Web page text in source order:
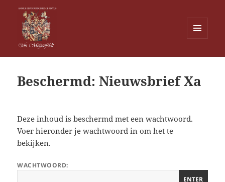
WIDGETS
Beschermd: Nieuwsbrief Xa
Deze inhoud is beschermd met een wachtwoord.
Voer hieronder je wachtwoord in om het te
bekijken.
WACHTWOORD: